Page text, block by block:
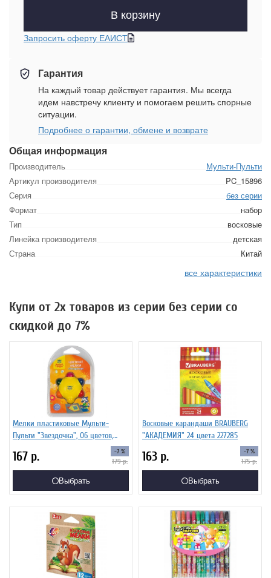
Общая информация
Производитель
Мульти-Пульти
Артикул производителя
PC_15896
Серия
без серии
Формат
набор
Тип
восковые
Линейка производителя
детская
Страна
Китай
все характеристики
В корзину
Запросить оферту ЕАИСТ
Гарантия
На каждый товар действует гарантия. Мы всегда
идем навстречу клиенту и помогаем решить спорные
ситуации.
Подробнее о гарантии, обмене и возврате
Купи от 2х товаров из серии без серии со
скидкой до 7%
Мелки пластиковые Мульти-
Пульти "Звездочка", 06 цветов,
167 р. -7 %
179р.
Выбрать
Восковые карандаши BRAUBERG
"АКАДЕМИЯ" 24 цвета 227285
163 р. -7 %
175р.
Выбрать